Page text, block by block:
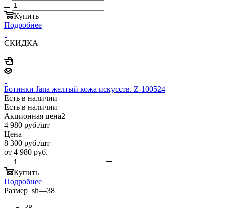
Купить
Подробнее
СКИДКА
Ботинки Jana желтый кожа искусств. Z-100524
Есть в наличии
Есть в наличии
Акционная цена2
4 980 руб./шт
Цена
8 300 руб./шт
от 4 980 руб.
Купить
Подробнее
Размер_sh—38